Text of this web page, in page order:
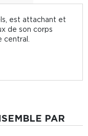
est attachant et
de son corps
PAR